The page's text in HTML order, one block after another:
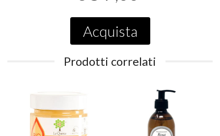
Acquista
Prodotti correlati